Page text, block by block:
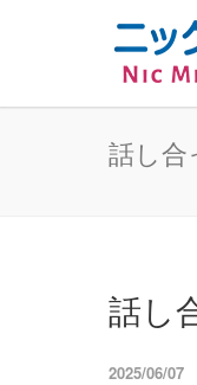
話し
話し
2025/06/07